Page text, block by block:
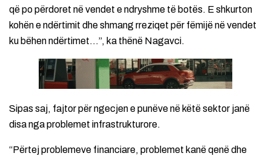
që po përdoret në vendet e ndryshme të botës. E shkurton
kohën e ndërtimit dhe shmang rreziqet për fëmijë në vendet
ku bëhen ndërtimet…”, ka thënë Nagavci.
Sipas saj, fajtor për ngecjen e punëve në këtë sektor janë
disa nga problemet infrastrukturore.
“Përtej problemeve financiare, problemet kanë qenë dhe